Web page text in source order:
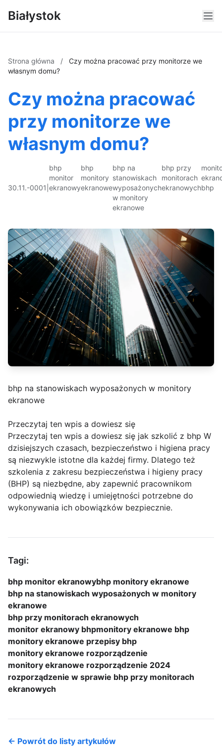
Białystok
Strona główna /
Czy można pracować przy monitorze we
własnym domu?
Czy można pracować
przy monitorze we
własnym domu?
30.11.-0001
bhp
monitor
ekranowy
bhp
monitory
ekranowe
bhp na
stanowiskach
wyposażonych
w monitory
ekranowe
bhp przy
monitorach
ekranowychbhp
bhp na stanowiskach wyposażonych w monitory
ekranowe
Przeczytaj ten wpis a dowiesz się
Przeczytaj ten wpis a dowiesz się jak szkolić z bhp W
dzisiejszych czasach, bezpieczeństwo i higiena pracy
są niezwykle istotne dla każdej firmy. Dlatego też
szkolenia z zakresu bezpieczeństwa i higieny pracy
(BHP) są niezbędne, aby zapewnić pracownikom
odpowiednią wiedzę i umiejętności potrzebne do
wykonywania ich obowiązków bezpiecznie.
Tagi:
bhp monitor ekranowybhp monitory ekranowe
bhp na stanowiskach wyposażonych w monitory
ekranowe
bhp przy monitorach ekranowych
monitor ekranowy bhpmonitory ekranowe bhp
monitory ekranowe przepisy bhp
monitory ekranowe rozporządzenie
monitory ekranowe rozporządzenie 2024
rozporządzenie w sprawie bhp przy monitorach
ekranowych
← Powrót do listy artykułów